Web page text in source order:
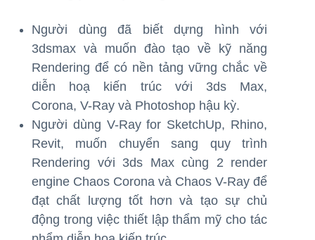
Người dùng đã biết dựng hình với
3dsmax và muốn đào tạo về kỹ năng
Rendering để có nền tảng vững chắc về
diễn hoạ kiến trúc với 3ds Max,
Corona, V-Ray và Photoshop hậu kỳ.
Người dùng V-Ray for SketchUp, Rhino,
Revit, muốn chuyển sang quy trình
Rendering với 3ds Max cùng 2 render
engine Chaos Corona và Chaos V-Ray để
đạt chất lượng tốt hơn và tạo sự chủ
động trong việc thiết lập thẩm mỹ cho tác